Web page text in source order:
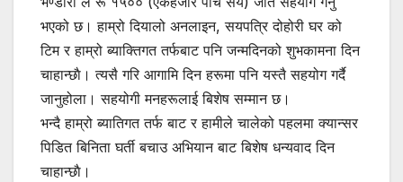
भएको छ। हाम्रो दियालो अनलाइन, सयपत्रि दोहोरी घर को
टिम र हाम्रो ब्याक्तिगत तर्फबाट पनि जन्मदिनको शुभकामना दिन
चाहान्छाै। त्यसै गरि आगामि दिन हरूमा पनि यस्तै सहयोग गर्दै
जानुहोला। सहयोगी मनहरूलाई बिशेष सम्मान छ।
भन्दै हाम्रो ब्यातिगत तर्फ बाट र हामीले चालेको पहलमा क्यान्सर
पिडित बिनिता घर्ती बचाउ अभियान बाट बिशेष धन्यवाद दिन
चाहान्छाै।